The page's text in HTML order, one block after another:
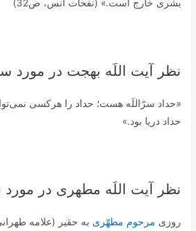
بشرى خارج است.» (نفحات انس، ص32)
نظر آیت اللَه بهجت در مورد
«حداد سرّاللَه هست؛ حداد را هرکسی
حداد دریا بود.»
نظر آیت اللَه مطهری در
روزى مرحوم مطهّرى به حقير (علامه